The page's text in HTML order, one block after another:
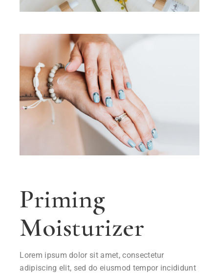
Priming
Moisturizer
Lorem ipsum dolor sit amet, consectetur
adipiscing elit, sed do eiusmod tempor incididunt